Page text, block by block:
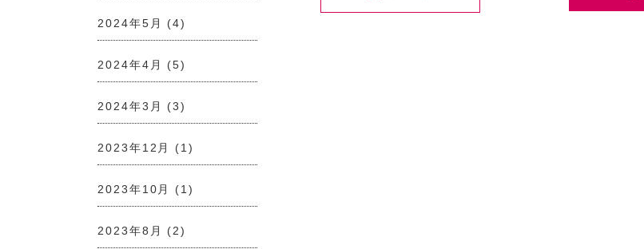
2024年5月 (4)
2024年4月 (5)
2024年3月 (3)
2023年12月 (1)
2023年10月 (1)
2023年8月 (2)